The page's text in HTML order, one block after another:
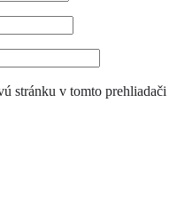
stránku v tomto prehliadači